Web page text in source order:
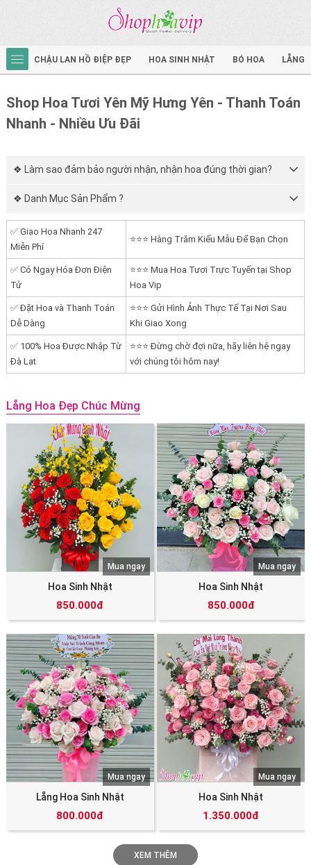
CHẬU LAN HỒ ĐIỆP ĐẸP HOA SINH NHẬT BÓ HOA LẴNG
Shop Hoa Tươi Yên Mỹ Hưng Yên - Thanh Toán
Nhanh - Nhiều Ưu Đãi
❖ Làm sao đảm bảo người nhận, nhận hoa đúng thời gian?
❖ Danh Mục Sản Phẩm ?
✅ Giao Hoa Nhanh 247
Miễn Phí
⭐⭐⭐ Hàng Trăm Kiểu Mẫu Để Bạn Chọn
✅ Có Ngay Hóa Đơn Điện
Tử
⭐⭐⭐ Mua Hoa Tươi Trực Tuyến tại Shop
Hoa Vip
✅ Đặt Hoa và Thanh Toán
Dễ Dàng
⭐⭐⭐ Gửi Hình Ảnh Thực Tế Tại Nơi Sau
Khi Giao Xong
✅ 100% Hoa Được Nhập Từ
Đà Lạt
⭐⭐⭐ Đừng chờ đợi nữa, hãy liên hệ ngay
với chúng tôi hôm nay!
Lẵng Hoa Đẹp Chúc Mừng
Hoa Sinh Nhật
850.000đ
Mua ngay
Hoa Sinh Nhật
850.000đ
Mua ngay
Lẵng Hoa Sinh Nhật
800.000đ
Mua ngay
Hoa Sinh Nhật
1.350.000đ
Mua ngay
XEM THÊM